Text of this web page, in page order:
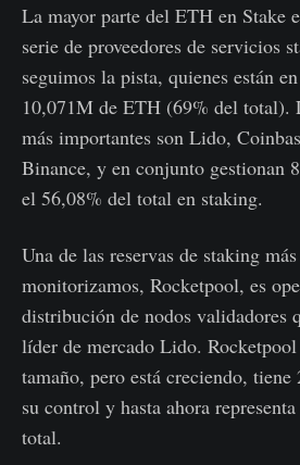
La mayor parte del ETH en Stake
serie de proveedores de servicios
seguimos la pista, quienes están
10,071M de ETH (69% del total).
más importantes son Lido,
Binance, y en conjunto gestionan
el 56,08% del total en staking.
Una de las reservas de staking
monitorizamos, Rocketpool, es
distribución de nodos validadores
líder de mercado Lido. Rocketpool
tamaño, pero está creciendo,
su control y hasta ahora
total.